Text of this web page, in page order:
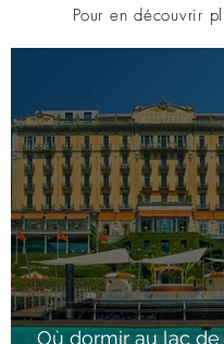
Pour en découvrir
Où dormir au lac de